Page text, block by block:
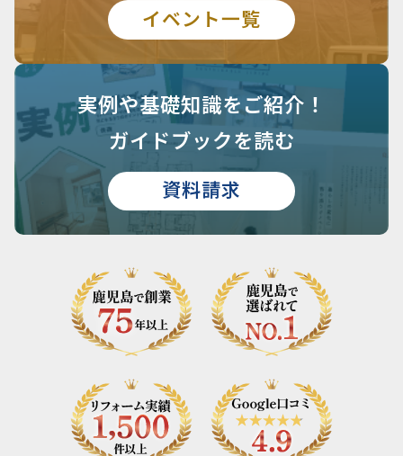
イベント一覧
実例や基礎知識をご紹介！
ガイドブックを読む
資料請求